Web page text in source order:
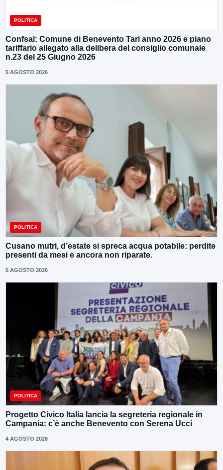
POLITICA
Confsal: Comune di Benevento Tari anno 2026 e piano
tariffario allegato alla delibera del consiglio comunale
n.23 del 25 Giugno 2026
5 AGOSTO 2026
POLITICA
Cusano mutri, d’estate si spreca acqua potabile: perdite
presenti da mesi e ancora non riparate.
5 AGOSTO 2026
POLITICA
Progetto Civico Italia lancia la segreteria regionale in
Campania: c’è anche Benevento con Serena Ucci
4 AGOSTO 2026